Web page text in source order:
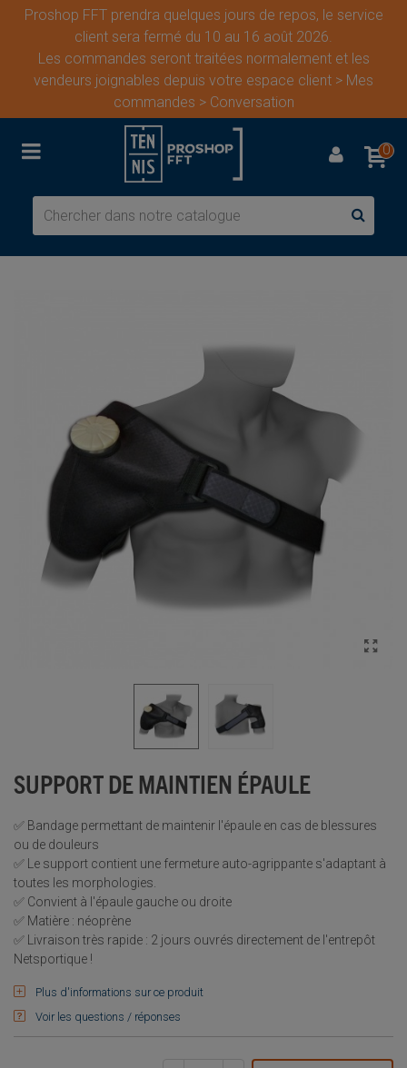
Proshop FFT prendra quelques jours de repos, le service
client sera fermé du 10 au 16 août 2026.
Les commandes seront traitées normalement et les
vendeurs joignables depuis votre espace client > Mes
commandes > Conversation
0
SUPPORT DE MAINTIEN ÉPAULE
✅ Bandage permettant de maintenir l'épaule en cas de blessures
ou de douleurs
✅ Le support contient une fermeture auto-agrippante s'adaptant à
toutes les morphologies.
✅ Convient à l'épaule gauche ou droite
✅ Matière : néoprène
✅ Livraison très rapide : 2 jours ouvrés directement de l'entrepôt
Netsportique !
Plus d'informations sur ce produit
Voir les questions / réponses